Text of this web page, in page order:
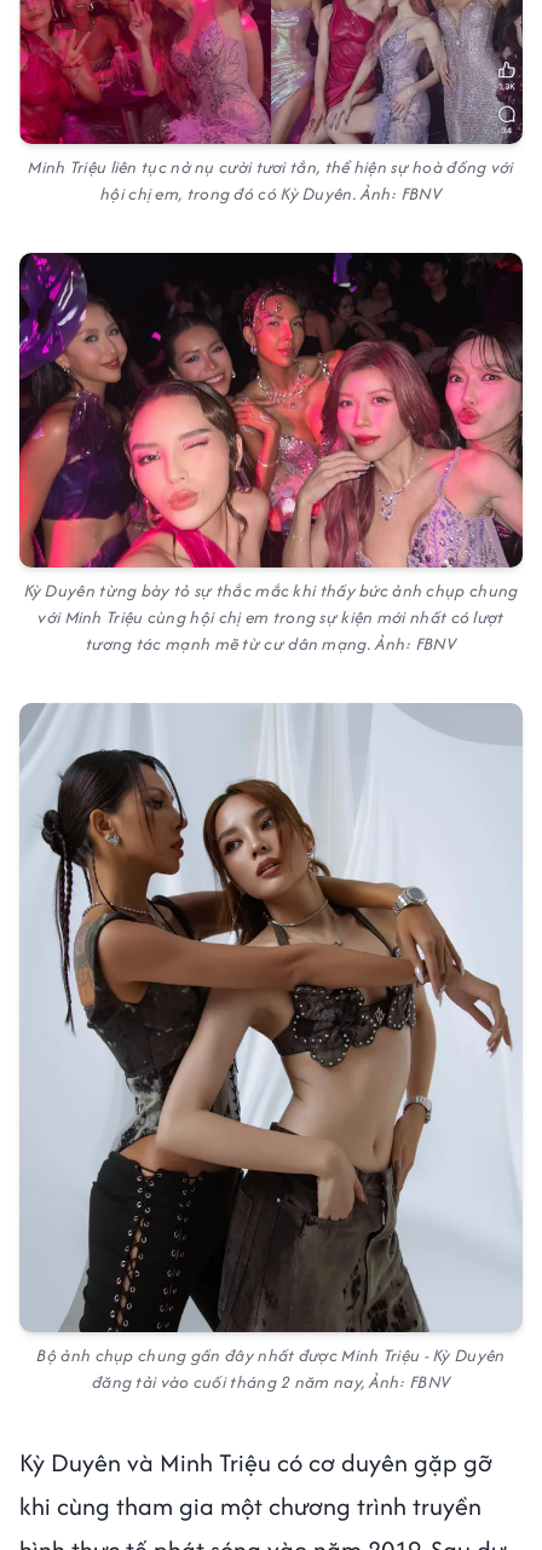
Minh Triệu liên tục nở nụ cười tươi tắn, thể hiện sự hoà đồng với
hội chị em, trong đó có Kỳ Duyên. Ảnh: FBNV
Kỳ Duyên từng bày tỏ sự thắc mắc khi thấy bức ảnh chụp chung
với Minh Triệu cùng hội chị em trong sự kiện mới nhất có lượt
tương tác mạnh mẽ từ cư dân mạng. Ảnh: FBNV
Bộ ảnh chụp chung gần đây nhất được Minh Triệu - Kỳ Duyên
đăng tải vào cuối tháng 2 năm nay, Ảnh: FBNV
Kỳ Duyên và Minh Triệu có cơ duyên gặp gỡ
khi cùng tham gia một chương trình truyền